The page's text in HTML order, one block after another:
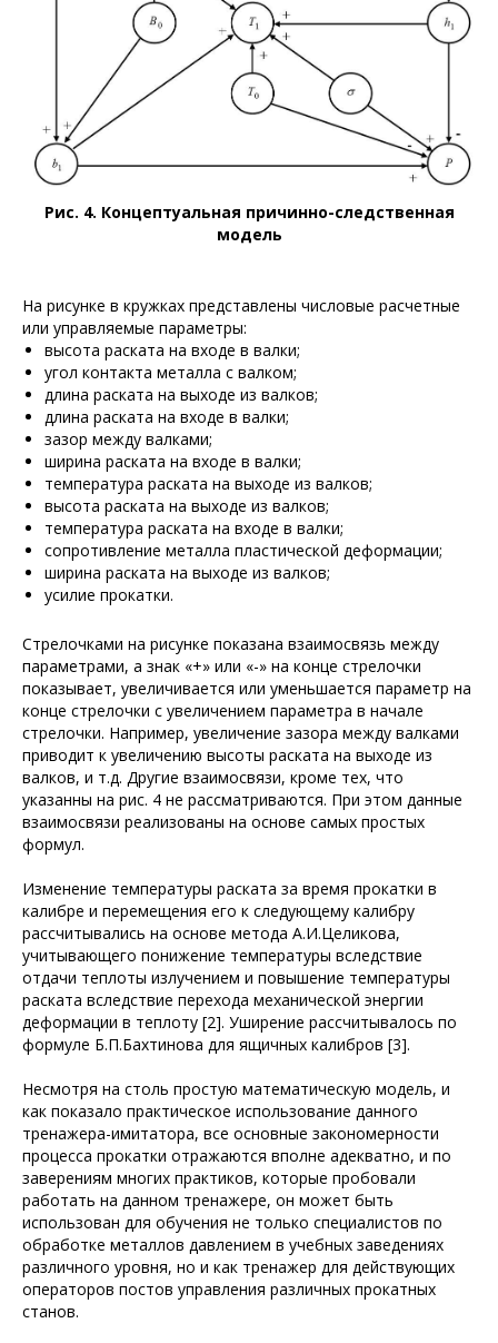
Рис. 4. Концептуальная причинно-следственная
модель
На рисунке в кружках представлены числовые расчетные
или управляемые параметры:
высота раската на входе в валки;
угол контакта металла с валком;
длина раската на выходе из валков;
длина раската на входе в валки;
зазор между валками;
ширина раската на входе в валки;
температура раската на выходе из валков;
высота раската на выходе из валков;
температура раската на входе в валки;
сопротивление металла пластической деформации;
ширина раската на выходе из валков;
усилие прокатки.
Стрелочками на рисунке показана взаимосвязь между
параметрами, а знак «+» или «-» на конце стрелочки
показывает, увеличивается или уменьшается параметр на
конце стрелочки с увеличением параметра в начале
стрелочки. Например, увеличение зазора между валками
приводит к увеличению высоты раската на выходе из
валков, и т.д. Другие взаимосвязи, кроме тех, что
указанны на рис. 4 не рассматриваются. При этом данные
взаимосвязи реализованы на основе самых простых
формул.
Изменение температуры раската за время прокатки в
калибре и перемещения его к следующему калибру
рассчитывались на основе метода А.И.Целикова,
учитывающего понижение температуры вследствие
отдачи теплоты излучением и повышение температуры
раската вследствие перехода механической энергии
деформации в теплоту [2]. Уширение рассчитывалось по
формуле Б.П.Бахтинова для ящичных калибров [3].
Несмотря на столь простую математическую модель, и
как показало практическое использование данного
тренажера-имитатора, все основные закономерности
процесса прокатки отражаются вполне адекватно, и по
заверениям многих практиков, которые пробовали
работать на данном тренажере, он может быть
использован для обучения не только специалистов по
обработке металлов давлением в учебных заведениях
различного уровня, но и как тренажер для действующих
операторов постов управления различных прокатных
станов.